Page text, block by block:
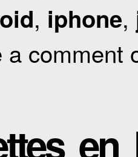
, iphone,
a comment
en